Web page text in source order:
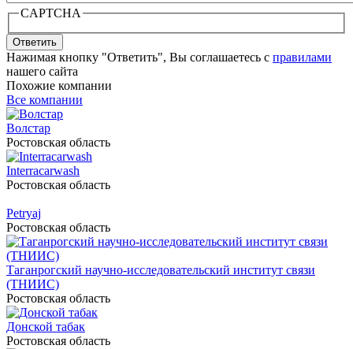
CAPTCHA
Ответить
Нажимая кнопку "Ответить", Вы соглашаетесь с правилами
нашего сайта
Похожие компании
Все компании
Волстар
Ростовская область
Interracarwash
Ростовская область
Petryaj
Ростовская область
Таганрогский научно-исследовательский институт связи
(ТНИИС)
Ростовская область
Донской табак
Ростовская область